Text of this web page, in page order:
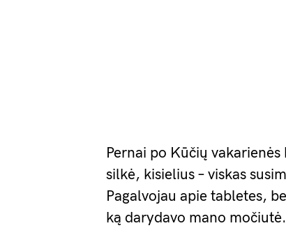
Pernai po Kūčių
silkė, kisielius – viskas
Pagalvojau apie tabletes,
ką darydavo mano